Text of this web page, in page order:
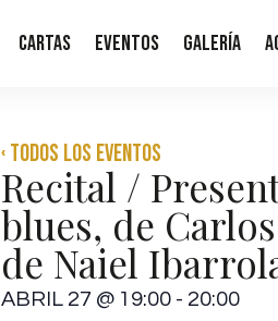
Cartas Eventos Galería
‹ Todos los eventos
Recital /
blues, de
de Naiel
ABRIL 27 @ 19:00 - 20:00